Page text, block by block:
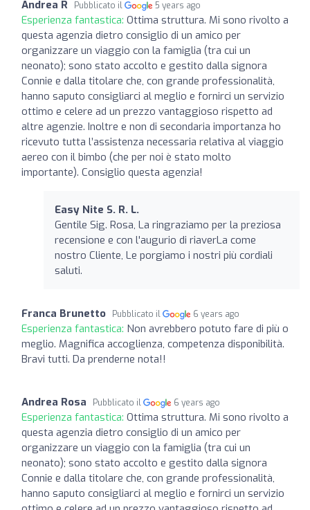
Andrea R Pubblicato il 5 years ago
Esperienza fantastica: Ottima struttura. Mi sono rivolto a
questa agenzia dietro consiglio di un amico per
organizzare un viaggio con la famiglia (tra cui un
neonato); sono stato accolto e gestito dalla signora
Connie e dalla titolare che, con grande professionalità,
hanno saputo consigliarci al meglio e fornirci un servizio
ottimo e celere ad un prezzo vantaggioso rispetto ad
altre agenzie. Inoltre e non di secondaria importanza ho
ricevuto tutta l’assistenza necessaria relativa al viaggio
aereo con il bimbo (che per noi è stato molto
importante). Consiglio questa agenzia!
Easy Nite S. R. L.
Gentile Sig. Rosa, La ringraziamo per la preziosa
recensione e con l'augurio di riaverLa come
nostro Cliente, Le porgiamo i nostri più cordiali
saluti.
Franca Brunetto Pubblicato il 6 years ago
Esperienza fantastica: Non avrebbero potuto fare di più o
meglio. Magnifica accoglienza, competenza disponibilità.
Bravi tutti. Da prenderne nota!!
Andrea Rosa Pubblicato il 6 years ago
Esperienza fantastica: Ottima struttura. Mi sono rivolto a
questa agenzia dietro consiglio di un amico per
organizzare un viaggio con la famiglia (tra cui un
neonato); sono stato accolto e gestito dalla signora
Connie e dalla titolare che, con grande professionalità,
hanno saputo consigliarci al meglio e fornirci un servizio